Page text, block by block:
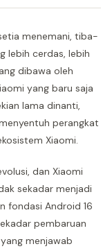
menemani, tiba-
lebih cerdas, lebih
dibawa oleh
yang baru saja
lama dinanti,
perangkat
Xiaomi.
dan Xiaomi
sekadar menjadi
fondasi Android 16
pembaruan
menjawab